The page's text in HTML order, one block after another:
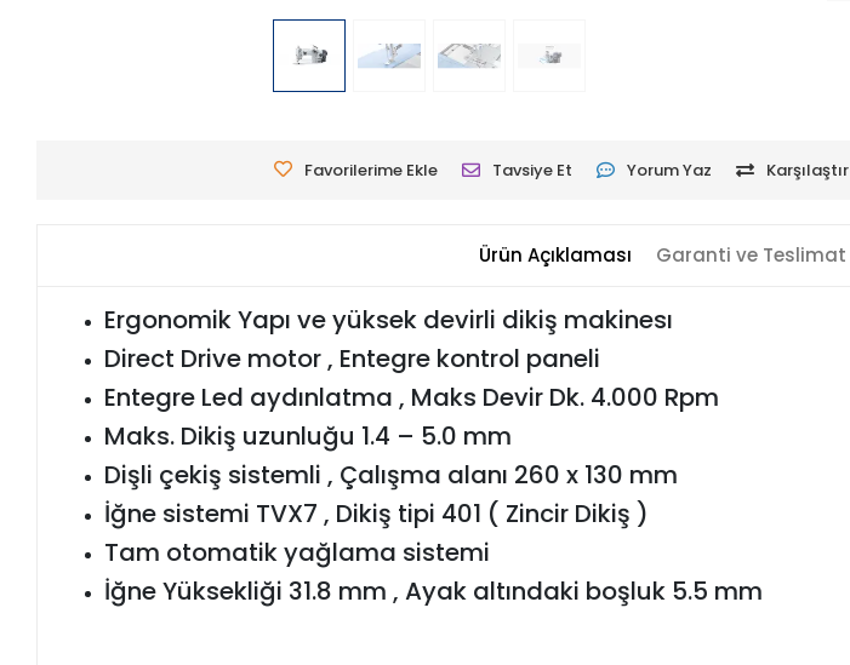
Favorilerime Ekle Tavsiye Et Yorum Yaz Karşılaştır
Ürün Açıklaması Garanti ve Teslimat
Ergonomik Yapı ve yüksek devirli dikiş makinesı
Direct Drive motor , Entegre kontrol paneli
Entegre Led aydınlatma , Maks Devir Dk. 4.000 Rpm
Maks. Dikiş uzunluğu 1.4 – 5.0 mm
Dişli çekiş sistemli , Çalışma alanı 260 x 130 mm
İğne sistemi TVX7 , Dikiş tipi 401 ( Zincir Dikiş )
Tam otomatik yağlama sistemi
İğne Yüksekliği 31.8 mm , Ayak altındaki boşluk 5.5 mm